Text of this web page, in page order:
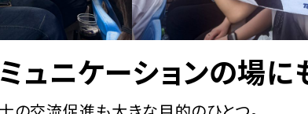
ュニケーションの場に